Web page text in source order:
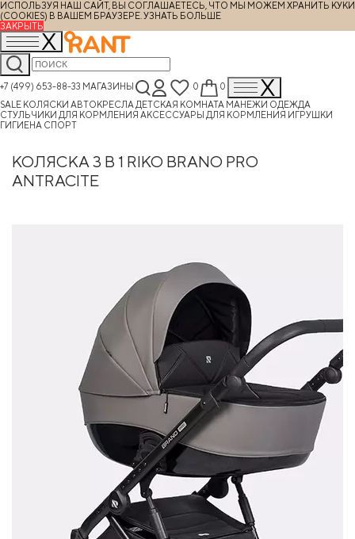
ИСПОЛЬЗУЯ НАШ САЙТ, ВЫ СОГЛАШАЕТЕСЬ, ЧТО МЫ МОЖЕМ ХРАНИТЬ КУКИ
(COOKIES) В ВАШЕМ БРАУЗЕРЕ. УЗНАТЬ БОЛЬШЕ
ЗАКРЫТЬ
+7 (499) 653-88-33 МАГАЗИНЫ 0
0
SALE КОЛЯСКИ АВТОКРЕСЛА ДЕТСКАЯ КОМНАТА МАНЕЖИ ОДЕЖДА
СТУЛЬЧИКИ ДЛЯ КОРМЛЕНИЯ АКСЕССУАРЫ ДЛЯ КОРМЛЕНИЯ ИГРУШКИ
ГИГИЕНА СПОРТ
КОЛЯСКА 3 В 1 RIKO BRANO PRO
ANTRACITE